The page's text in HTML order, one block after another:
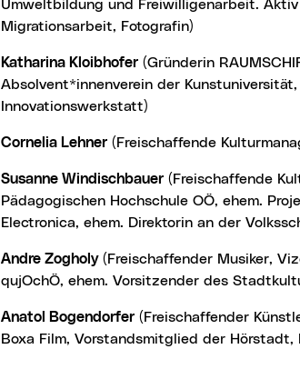
Umweltbildung und Freiwilligenarbeit.
Migrationsarbeit, Fotografin)
Katharina Kloibhofer (Gründerin
Absolvent*innenverein der Kunstuniversität,
Innovationswerkstatt)
Cornelia Lehner (Freischaffende
Susanne Windischbauer (Freischaffende
Pädagogischen Hochschule OÖ, ehem.
Electronica, ehem. Direktorin an der
Andre Zogholy(Freischaffender Musiker,
qujOchÖ, ehem. Vorsitzender des
Anatol Bogendorfer (Freischaffender
Boxa Film, Vorstandsmitglied der